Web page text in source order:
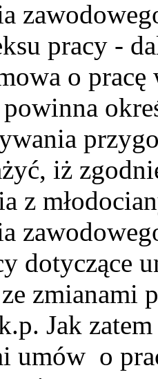
pracy -
o
iż
z
dotyczące
zmianami
Jak
umów o